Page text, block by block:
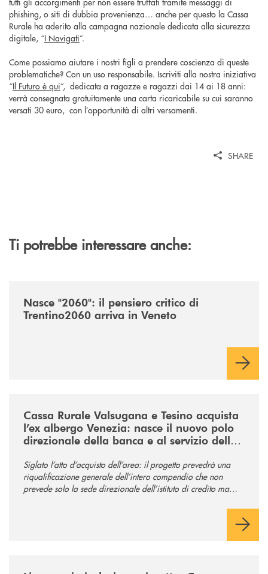
phishing, o siti di dubbia provenienza… anche per questo la Cassa
Rurale ha aderito alla campagna nazionale dedicata alla sicurezza
digitale, “I Navigati”.
Come possiamo aiutare i nostri figli a prendere coscienza di queste
problematiche? Con un uso responsabile. Iscriviti alla nostra iniziativa
“Il Futuro è qui”, dedicata a ragazze e ragazzi dai 14 ai 18 anni:
verrà consegnata gratuitamente una carta ricaricabile su cui saranno
versati 30 euro, con l’opportunità di altri versamenti.
SHARE
Ti potrebbe interessare anche:
Nasce "2060": il pensiero critico di
Trentino2060 arriva in Veneto
Cassa Rurale Valsugana e Tesino acquista
l’ex albergo Venezia: nasce il nuovo polo
direzionale della banca e al servizio della
Siglato l’atto d’acquisto dell’area: il progetto prevedrà una
riqualificazione generale dell’intero compendio che non
prevede solo la sede direzionale dell’istituto di credito ma